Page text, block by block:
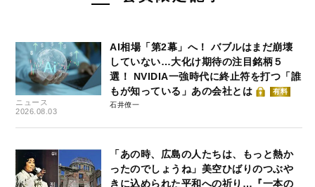
ニュース
2026.08.03
AI相場「第2幕」へ！ バブルはまだ崩壊
していない…大化け期待の注目銘柄５
選！ NVIDIA一強時代に終止符を打つ「誰
もが知っている」あの会社とは
有料
石井僚一
「あの時、広島の人たちは、もっと熱か
ったのでしょうね」美空ひばりのつぶや
きに込められた平和への祈り…『一本の